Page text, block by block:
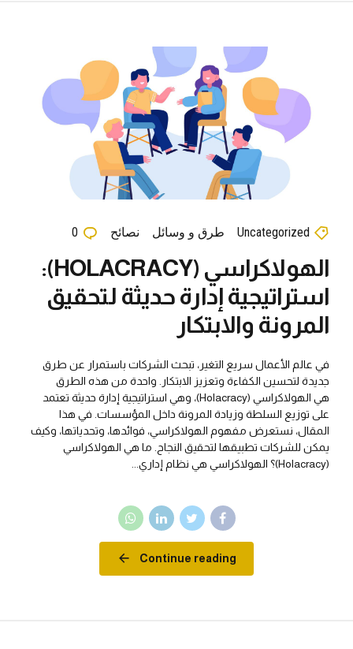
Uncategorized طرق و وسائل نصائح 0
الهولاكراسي (HOLACRACY):
استراتيجية إدارة حديثة لتحقيق
المرونة والابتكار
في عالم الأعمال سريع التغير، تبحث الشركات باستمرار عن طرق
جديدة لتحسين الكفاءة وتعزيز الابتكار. واحدة من هذه الطرق
هي الهولاكراسي (Holacracy)، وهي استراتيجية إدارة حديثة تعتمد
على توزيع السلطة وزيادة المرونة داخل المؤسسات. في هذا
المقال، نستعرض مفهوم الهولاكراسي، فوائدها، وتحدياتها، وكيف
يمكن للشركات تطبيقها لتحقيق النجاح. ما هي الهولاكراسي
(Holacracy)؟ الهولاكراسي هي نظام إداري...
Continue reading